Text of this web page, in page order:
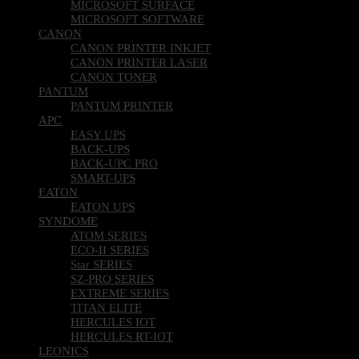
MICROSOFT SURFACE
MICROSOFT SOFTWARE
CANON
CANON PRINTER INKJET
CANON PRINTER LASER
CANON TONER
PANTUM
PANTUM PRINTER
APC
EASY UPS
BACK-UPS
BACK-UPC PRO
SMART-UPS
EATON
EATON UPS
SYNDOME
ATOM SERIES
ECO-II SERIES
Star SERIES
SZ-PRO SERIES
EXTREME SERIES
TITAN ELITE
HERCULES IOT
HERCULES RT-IOT
LEONICS